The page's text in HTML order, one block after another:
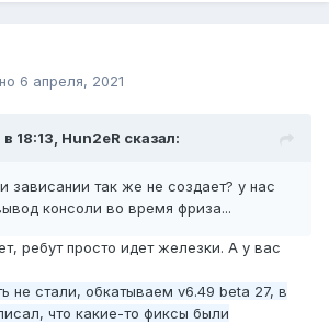
6 апреля, 2021
18:13, Hun2eR сказал:
зависании так же не создает? у нас
консоли во время фриза...
ребут просто идет железки. А у вас
не стали, обкатываем v6.49 beta 27, в
что какие-то фиксы были